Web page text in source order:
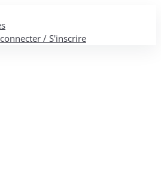
/ S'inscrire